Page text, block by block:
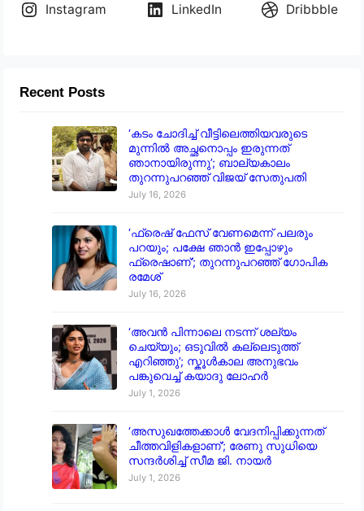
Instagram LinkedIn Dribbble
Recent Posts
‘കടം ചോദിച്ച് വീട്ടിലെത്തിയവരുടെ
മുന്നിൽ അച്ഛനൊപ്പം ഇരുന്നത്
ഞാനായിരുന്നു’; ബാല്യകാലം
തുറന്നുപറഞ്ഞ് വിജയ് സേതുപതി
July 16, 2026
‘ഫ്രെഷ് ഫേസ് വേണമെന്ന് പലരും
പറയും; പക്ഷേ ഞാൻ ഇപ്പോഴും
ഫ്രെഷാണ്’; തുറന്നുപറഞ്ഞ് ഗോപിക
രമേശ്
July 16, 2026
‘അവൻ പിന്നാലെ നടന്ന് ശല്യം
ചെയ്യും; ഒടുവിൽ കല്ലെടുത്ത്
എറിഞ്ഞു’; സ്കൂൾകാല അനുഭവം
പങ്കുവെച്ച് കയാദു ലോഹർ
July 1, 2026
‘അസുഖത്തേക്കാൾ വേദനിപ്പിക്കുന്നത്
ചീത്തവിളികളാണ്’; രേണു സുധിയെ
സന്ദർശിച്ച് സീമ ജി. നായർ
July 1, 2026